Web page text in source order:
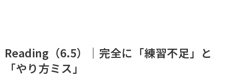
Reading（6.5）｜完全に「練習不足」と
「やり方ミス」